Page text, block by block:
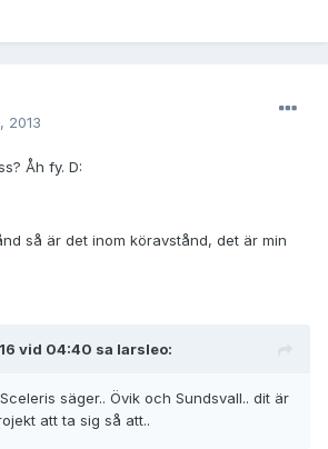
2013
Åh fy. D:
så är det inom köravstånd, det är min
vid 04:40 sa larsleo:
säger.. Övik och Sundsvall.. dit är
att ta sig så att..